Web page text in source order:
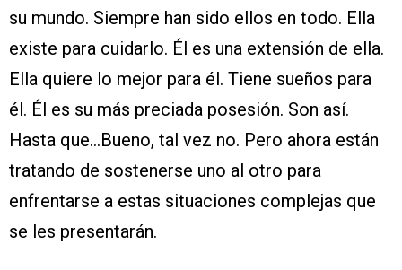
su mundo. Siempre han sido ellos en todo. Ella
existe para cuidarlo. Él es una extensión de ella.
Ella quiere lo mejor para él. Tiene sueños para
él. Él es su más preciada posesión. Son así.
Hasta que…Bueno, tal vez no. Pero ahora están
tratando de sostenerse uno al otro para
enfrentarse a estas situaciones complejas que
se les presentarán.